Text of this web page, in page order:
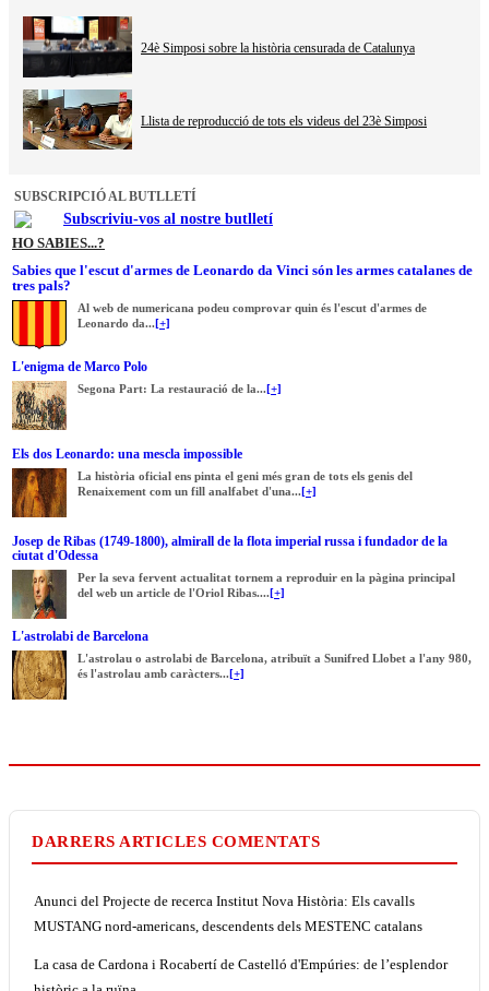
24è Simposi sobre la història censurada de Catalunya
Llista de reproducció de tots els videus del 23è Simposi
SUBSCRIPCIÓ AL BUTLLETÍ
Subscriviu-vos al nostre butlletí
HO SABIES...?
Sabies que l'escut d'armes de Leonardo da Vinci són les armes catalanes de
tres pals?
Al web de numericana podeu comprovar quin és l'escut d'armes de
Leonardo da...[+]
L'enigma de Marco Polo
Segona Part: La restauració de la...[+]
Els dos Leonardo: una mescla impossible
La història oficial ens pinta el geni més gran de tots els genis del
Renaixement com un fill analfabet d'una...[+]
Josep de Ribas (1749-1800), almirall de la flota imperial russa i fundador de la
ciutat d'Odessa
Per la seva fervent actualitat tornem a reproduir en la pàgina principal
del web un article de l'Oriol Ribas....[+]
L'astrolabi de Barcelona
L'astrolau o astrolabi de Barcelona, atribuït a Sunifred Llobet a l'any 980,
és l'astrolau amb caràcters...[+]
DARRERS ARTICLES COMENTATS
Anunci del Projecte de recerca Institut Nova Història: Els cavalls
MUSTANG nord-americans, descendents dels MESTENC catalans
La casa de Cardona i Rocabertí de Castelló d'Empúries: de l’esplendor